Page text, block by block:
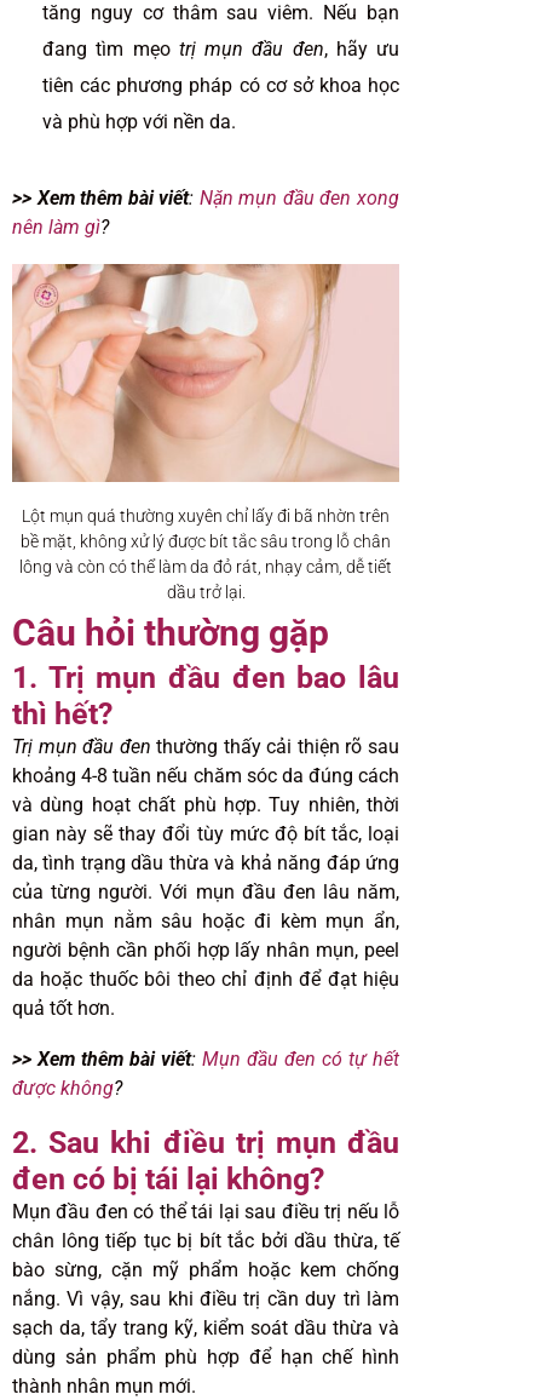
tăng nguy cơ thâm sau viêm. Nếu bạn
đang tìm mẹo trị mụn đầu đen, hãy ưu
tiên các phương pháp có cơ sở khoa học
và phù hợp với nền da.
>> Xem thêm bài viết: Nặn mụn đầu đen xong
nên làm gì?
Lột mụn quá thường xuyên chỉ lấy đi bã nhờn trên
bề mặt, không xử lý được bít tắc sâu trong lỗ chân
lông và còn có thể làm da đỏ rát, nhạy cảm, dễ tiết
dầu trở lại.
Câu hỏi thường gặp
1. Trị mụn đầu đen bao lâu
thì hết?
Trị mụn đầu đen thường thấy cải thiện rõ sau
khoảng 4-8 tuần nếu chăm sóc da đúng cách
và dùng hoạt chất phù hợp. Tuy nhiên, thời
gian này sẽ thay đổi tùy mức độ bít tắc, loại
da, tình trạng dầu thừa và khả năng đáp ứng
của từng người. Với mụn đầu đen lâu năm,
nhân mụn nằm sâu hoặc đi kèm mụn ẩn,
người bệnh cần phối hợp lấy nhân mụn, peel
da hoặc thuốc bôi theo chỉ định để đạt hiệu
quả tốt hơn.
>> Xem thêm bài viết: Mụn đầu đen có tự hết
được không?
2. Sau khi điều trị mụn đầu
đen có bị tái lại không?
Mụn đầu đen có thể tái lại sau điều trị nếu lỗ
chân lông tiếp tục bị bít tắc bởi dầu thừa, tế
bào sừng, cặn mỹ phẩm hoặc kem chống
nắng. Vì vậy, sau khi điều trị cần duy trì làm
sạch da, tẩy trang kỹ, kiểm soát dầu thừa và
dùng sản phẩm phù hợp để hạn chế hình
thành nhân mụn mới.